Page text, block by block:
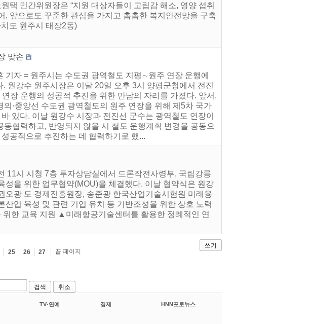
택 민간위원장은 “지원 대상자들이 고립감 해소, 영양 섭취
, 앞으로도 꾸준한 관심을 가지고 촘촘한 복지안전망을 구축
도 원주시 태장2동)
맞손
기자 = 원주시는 수도권 광역철도 지평∼원주 연장 운행에
원강수 원주시장은 이달 20일 오후 3시 양평군청에서 전진
장 운행의 성공적 추진을 위한 만남의 자리를 가졌다. 앞서,
·중앙선 수도권 광역철도의 원주 연장을 위해 제5차 국가
있다. 이날 원강수 시장과 전진선 군수는 광역철도 연장이
협력하고, 반영되지 않을 시 철도 운행계획 변경을 공동으
공적으로 추진하는 데 협력하기로 했...
11시 시청 7층 투자상담실에서 드론작전사령부, 국립강릉
을 위한 업무협약(MOU)을 체결했다. 이날 협약식은 원강
광 도 경제진흥원장, 송준광 한국산업기술시험원 미래융
업 육성 및 관련 기업 유치 등 기반조성을 위한 상호 노력
한 교육 지원 ▲미래항공기술센터를 활용한 정례적인 연
쓰기
25 26 27 끝 페이지
검색 취소
TV·연예 경제 HNN포토뉴스